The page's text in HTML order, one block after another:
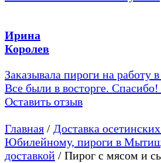
Ирина
Королев
Заказывала пироги на работу
Все были в восторге.
Оставить отзыв
Главная / Доставка
Юбилейному, пироги в
доставкой / Пирог с мясом и